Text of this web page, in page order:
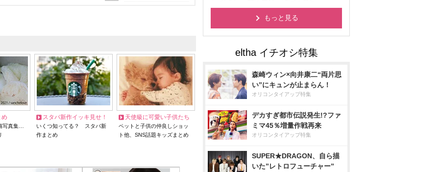
め
写真集…
スタバ新作イッキ見せ！
いくつ知ってる？ スタバ新
作まとめ
天使級に可愛い子供たち
ペットと子供の仲良しショッ
ト他、SNS話題キッズまとめ
もっと見る
森崎ウィン×向井康二“両片思
い”にキュンが止まらん！
オリコンタイアップ特集
デカすぎ都市伝説発生!?ファ
ミマ45％増量作戦再来
オリコンタイアップ特集
SUPER★DRAGON、自ら描
いた”レトロフューチャー”